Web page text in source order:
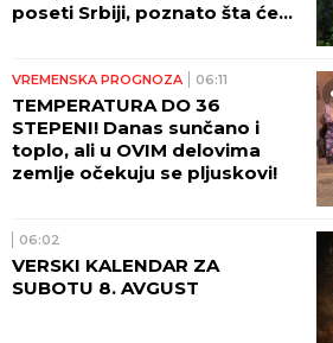
poseti Srbiji, poznato šta će
VREMENSKA PROGNOZA 06:11
TEMPERATURA DO 36
STEPENI! Danas sunčano i
toplo, ali u OVIM delovima
zemlje očekuju se pljuskovi!
06:02
VERSKI KALENDAR ZA
SUBOTU 8. AVGUST